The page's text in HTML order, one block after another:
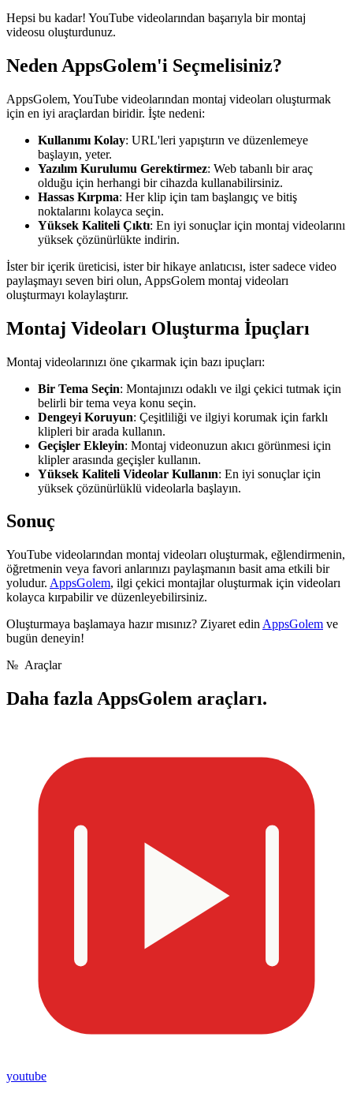
Hepsi bu kadar! YouTube videolarından başarıyla bir montaj
videosu oluşturdunuz.
Neden AppsGolem'i Seçmelisiniz?
AppsGolem, YouTube videolarından montaj videoları oluşturmak
için en iyi araçlardan biridir. İşte nedeni:
Kullanımı Kolay: URL'leri yapıştırın ve düzenlemeye
başlayın, yeter.
Yazılım Kurulumu Gerektirmez: Web tabanlı bir araç
olduğu için herhangi bir cihazda kullanabilirsiniz.
Hassas Kırpma: Her klip için tam başlangıç ve bitiş
noktalarını kolayca seçin.
Yüksek Kaliteli Çıktı: En iyi sonuçlar için montaj videolarını
yüksek çözünürlükte indirin.
İster bir içerik üreticisi, ister bir hikaye anlatıcısı, ister sadece video
paylaşmayı seven biri olun, AppsGolem montaj videoları
oluşturmayı kolaylaştırır.
Montaj Videoları Oluşturma İpuçları
Montaj videolarınızı öne çıkarmak için bazı ipuçları:
Bir Tema Seçin: Montajınızı odaklı ve ilgi çekici tutmak için
belirli bir tema veya konu seçin.
Dengeyi Koruyun: Çeşitliliği ve ilgiyi korumak için farklı
klipleri bir arada kullanın.
Geçişler Ekleyin: Montaj videonuzun akıcı görünmesi için
klipler arasında geçişler kullanın.
Yüksek Kaliteli Videolar Kullanın: En iyi sonuçlar için
yüksek çözünürlüklü videolarla başlayın.
Sonuç
YouTube videolarından montaj videoları oluşturmak, eğlendirmenin,
öğretmenin veya favori anlarınızı paylaşmanın basit ama etkili bir
yoludur. AppsGolem, ilgi çekici montajlar oluşturmak için videoları
kolayca kırpabilir ve düzenleyebilirsiniz.
Oluşturmaya başlamaya hazır mısınız? Ziyaret edin AppsGolem ve
bugün deneyin!
№ Araçlar
Daha fazlaAppsGolem araçları.
youtube